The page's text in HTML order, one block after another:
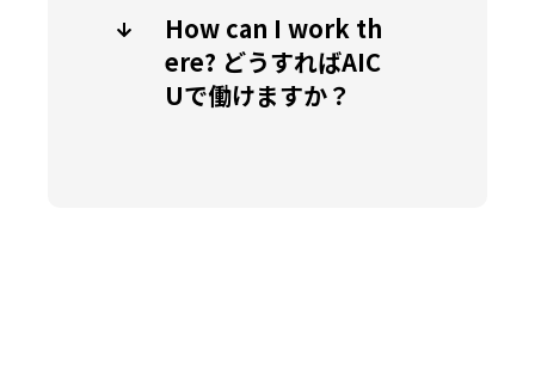
How can I work th
ere? どうすればAIC
Uで働けますか？